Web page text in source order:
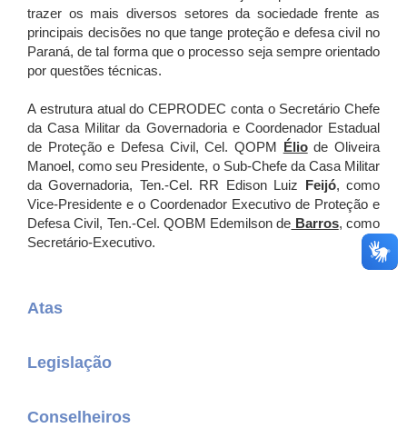
trazer os mais diversos setores da sociedade frente as
principais decisões no que tange proteção e defesa civil no
Paraná, de tal forma que o processo seja sempre orientado
por questões técnicas.
A estrutura atual do CEPRODEC conta o Secretário Chefe
da Casa Militar da Governadoria e Coordenador Estadual
de Proteção e Defesa Civil, Cel. QOPM
Éliode Oliveira
Manoel, como seu Presidente, o Sub-Chefe da Casa Militar
da Governadoria, Ten.-Cel. RR Edison Luiz
Feijó, como
Vice-Presidente e o Coordenador Executivo de Proteção e
Defesa Civil, Ten.-Cel. QOBM Edemilson de Barros, como
Secretário-Executivo.
Atas
Legislação
Conselheiros